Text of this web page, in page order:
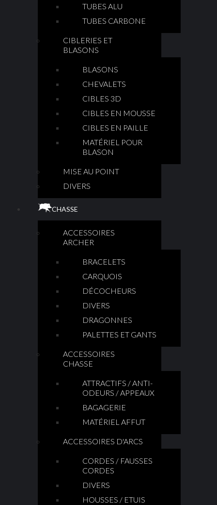
TUBES ALU
TUBES CARBONE
CIBLERIES ET
BLASONS
BLASONS
CHEVALETS
CIBLES 3D
CIBLES EN MOUSSE
CIBLES EN PAILLE
MATÉRIEL POUR
BLASON
MISE AU POINT
DIVERS
CHASSE
ACCESSOIRES
ARCHER
BRACELETS
CARQUOIS
DÉCOCHEURS
DIVERS
DRAGONNES
PALETTES ET GANTS
ACCESSOIRES
CHASSE
ATTRACTIFS / ANTI-
ODEURS / APPEAUX
BAGAGERIE
MATÉRIEL AFFUT
ACCESSOIRES D'ARCS
CORDES / FAUSSES
CORDES
DIVERS
HOUSSES / ETUIS